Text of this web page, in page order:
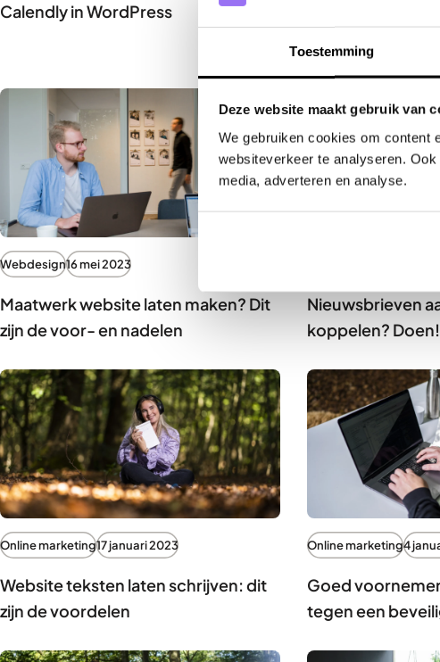
Toestemming
Deze website maakt gebruik van
We gebruiken cookies om content
websiteverkeer te analyseren.
media, adverteren en analyse.
Calendly in WordPress
Webdesign16 mei 2023
Maatwerk website laten maken? Dit
zijn de voor- en nadelen
Nieuwsbrieven
koppelen? Doen!
Online marketing17 januari 2023
Website teksten laten schrijven: dit
zijn de voordelen
Online marketing4
Goed
tegen een